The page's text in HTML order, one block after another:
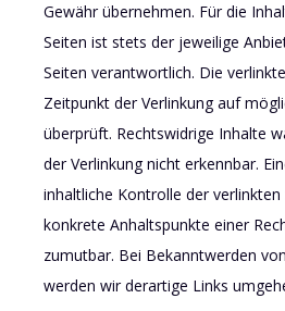
Gewähr übernehmen. Für die
Seiten ist stets der jeweilige
Seiten verantwortlich. Die
Zeitpunkt der Verlinkung auf
überprüft. Rechtswidrige Inhalte
der Verlinkung nicht erkennbar.
inhaltliche Kontrolle der
konkrete Anhaltspunkte einer
zumutbar. Bei Bekanntwerden
werden wir derartige Links